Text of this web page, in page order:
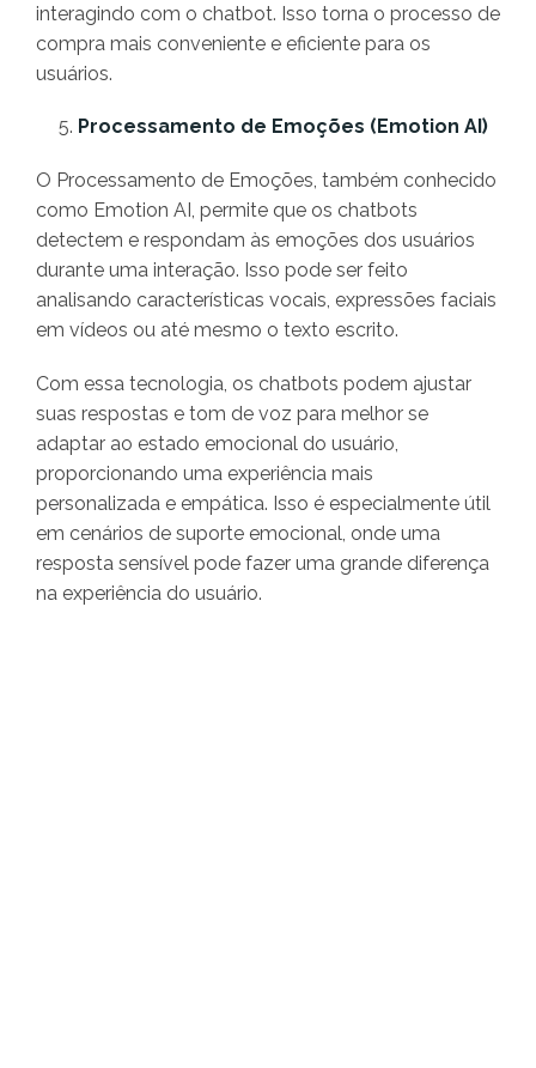
interagindo com o chatbot. Isso torna o processo de
compra mais conveniente e eficiente para os
usuários.
Processamento de Emoções (Emotion AI)
O Processamento de Emoções, também conhecido
como Emotion AI, permite que os chatbots
detectem e respondam às emoções dos usuários
durante uma interação. Isso pode ser feito
analisando características vocais, expressões faciais
em vídeos ou até mesmo o texto escrito.
Com essa tecnologia, os chatbots podem ajustar
suas respostas e tom de voz para melhor se
adaptar ao estado emocional do usuário,
proporcionando uma experiência mais
personalizada e empática. Isso é especialmente útil
em cenários de suporte emocional, onde uma
resposta sensível pode fazer uma grande diferença
na experiência do usuário.